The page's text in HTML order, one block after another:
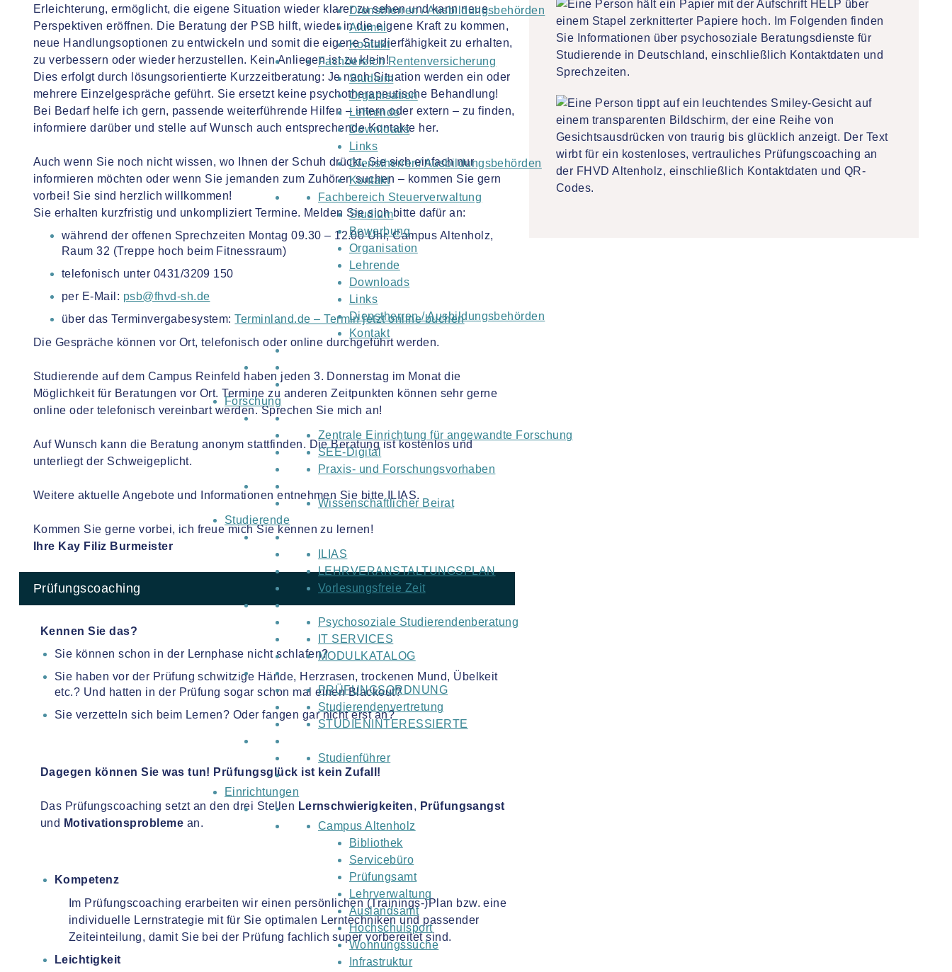
Dienstherren / Ausbildungsbehörden
Alumni
Kontakt
Fachbereich Rentenversicherung
Studium
Organisation
Lehrende
Downloads
Links
Dienstherren/ Ausbildungsbehörden
Kontakt
Fachbereich Steuerverwaltung
Studium
Bewerbung
Organisation
Lehrende
Downloads
Links
Dienstherren / Ausbildungsbehörden
Kontakt
Forschung
Zentrale Einrichtung für angewandte Forschung
SEE-Digital
Praxis- und Forschungsvorhaben
Wissenschaftlicher Beirat
Studierende
ILIAS
LEHRVERANSTALTUNGSPLAN
Vorlesungsfreie Zeit
Psychosoziale Studierendenberatung
IT SERVICES
MODULKATALOG
PRÜFUNGSORDNUNG
Studierendenvertretung
STUDIENINTERESSIERTE
Studienführer
Einrichtungen
Campus Altenholz
Bibliothek
Servicebüro
Prüfungsamt
Lehrverwaltung
Auslandsamt
Hochschulsport
Wohnungssuche
Infrastruktur
Erleichterung, ermöglicht, die eigene Situation wieder klarer zu sehen und kann neue
Perspektiven eröffnen. Die Beratung der PSB hilft, wieder in die eigene Kraft zu kommen,
neue Handlungsoptionen zu entwickeln und somit die eigene Studierfähigkeit zu erhalten,
zu verbessern oder wieder herzustellen. Kein Anliegen ist zu klein!
Dies erfolgt durch lösungsorientierte Kurzzeitberatung: Je nach Situation werden ein oder
mehrere Einzelgespräche geführt. Sie ersetzt keine psychotherapeutische Behandlung!
Bei Bedarf helfe ich gern, passende weiterführende Hilfen – intern oder extern – zu finden,
informiere darüber und stelle auf Wunsch auch entsprechende Kontakte her.
Auch wenn Sie noch nicht wissen, wo Ihnen der Schuh drückt, Sie sich einfach nur
informieren möchten oder wenn Sie jemanden zum Zuhören suchen – kommen Sie gern
vorbei! Sie sind herzlich willkommen!
Sie erhalten kurzfristig und unkompliziert Termine. Melden Sie sich bitte dafür an:
während der offenen Sprechzeiten Montag 09.30 – 12.00 Uhr, Campus Altenholz,
Raum 32 (Treppe hoch beim Fitnessraum)
telefonisch unter 0431/3209 150
per E-Mail: psb@fhvd-sh.de
über das Terminvergabesystem:Terminland.de – Termin jetzt online buchen
Die Gespräche können vor Ort, telefonisch oder online durchgeführt werden.
Studierende auf dem Campus Reinfeld haben jeden 3. Donnerstag im Monat die
Möglichkeit für Beratungen vor Ort. Termine zu anderen Zeitpunkten können sehr gerne
online oder telefonisch vereinbart werden. Sprechen Sie mich an!
Auf Wunsch kann die Beratung anonym stattfinden. Die Beratung ist kostenlos und
unterliegt der Schweigeplicht.
Weitere aktuelle Angebote und Informationen entnehmen Sie bitte ILIAS.
Kommen Sie gerne vorbei, ich freue mich Sie kennen zu lernen!
Ihre Kay Filiz Burmeister
Prüfungscoaching
Kennen Sie das?
Sie können schon in der Lernphase nicht schlafen?
Sie haben vor der Prüfung schwitzige Hände, Herzrasen, trockenen Mund, Übelkeit
etc.? Und hatten in der Prüfung sogar schon mal einen Blackout?
Sie verzetteln sich beim Lernen? Oder fangen gar nicht erst an?
Dagegen können Sie was tun! Prüfungsglück ist kein Zufall!
Das Prüfungscoaching setzt an den drei Stellen Lernschwierigkeiten, Prüfungsangst
und Motivationsprobleme an.
Kompetenz
Im Prüfungscoaching erarbeiten wir einen persönlichen (Trainings-)Plan bzw. eine
individuelle Lernstrategie mit für Sie optimalen Lerntechniken und passender
Zeiteinteilung, damit Sie bei der Prüfung fachlich super vorbereitet sind.
Leichtigkeit